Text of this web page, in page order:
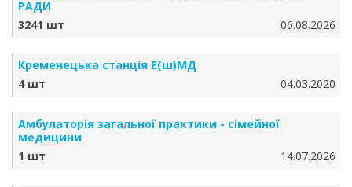
РАДИ
3241 шт
06.08.2026
Кременецька станція Е(ш)МД
4 шт
04.03.2020
Амбулаторія загальної практики - сімейної
медицини
1 шт
14.07.2026